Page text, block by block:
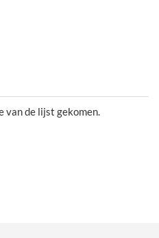
van de lijst gekomen.